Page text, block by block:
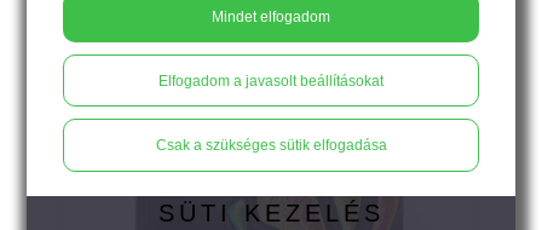
Mindet elfogadom
Elfogadom a javasolt beállításokat
Csak a szükséges sütik elfogadása
SÜTI KEZELÉS